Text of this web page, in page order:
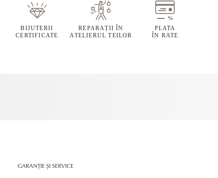
BIJUTERII
CERTIFICATE
REPARAȚII ÎN
ATELIERUL TEILOR
PLATA
ÎN RATE
GARANȚIE ȘI SERVICE